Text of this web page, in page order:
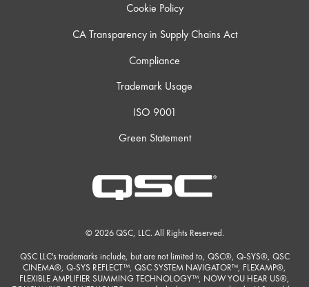
Cookie Policy
CA Transparency in Supply Chains Act
Compliance
Trademark Usage
ISO 9001
Green Statement
© 2026 QSC, LLC. All Rights Reserved.
QSC LLC's trademarks include, but are not limited to, QSC®, Q-SYS®, QSC
CINEMA®, Q-SYS REFLECT™, QSC SYSTEM NAVIGATOR™, FLEXAMP®,
FLEXIBLE AMPLIFIER SUMMING TECHNOLOGY™, NOW YOU HEAR US®,